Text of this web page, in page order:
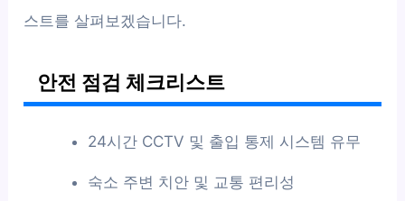
스트를 살펴보겠습니다.
안전 점검 체크리스트
24시간 CCTV 및 출입 통제 시스템 유무
숙소 주변 치안 및 교통 편리성